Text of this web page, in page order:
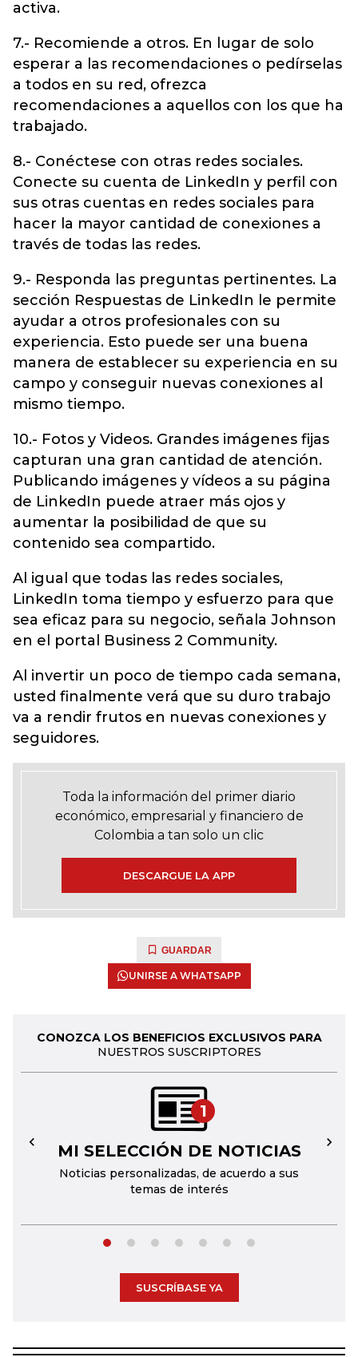
activa.
7.- Recomiende a otros. En lugar de solo
esperar a las recomendaciones o pedírselas
a todos en su red, ofrezca
recomendaciones a aquellos con los que ha
trabajado.
8.- Conéctese con otras redes sociales.
Conecte su cuenta de LinkedIn y perfil con
sus otras cuentas en redes sociales para
hacer la mayor cantidad de conexiones a
través de todas las redes.
9.- Responda las preguntas pertinentes. La
sección Respuestas de LinkedIn le permite
ayudar a otros profesionales con su
experiencia. Esto puede ser una buena
manera de establecer su experiencia en su
campo y conseguir nuevas conexiones al
mismo tiempo.
10.- Fotos y Videos. Grandes imágenes fijas
capturan una gran cantidad de atención.
Publicando imágenes y vídeos a su página
de LinkedIn puede atraer más ojos y
aumentar la posibilidad de que su
contenido sea compartido.
Al igual que todas las redes sociales,
LinkedIn toma tiempo y esfuerzo para que
sea eficaz para su negocio, señala Johnson
en el portal Business 2 Community.
Al invertir un poco de tiempo cada semana,
usted finalmente verá que su duro trabajo
va a rendir frutos en nuevas conexiones y
seguidores.
Toda la información del primer diario
económico, empresarial y financiero de
Colombia a tan solo un clic
DESCARGUE LA APP
GUARDAR
UNIRSE A WHATSAPP
CONOZCA LOS BENEFICIOS EXCLUSIVOS PARA
NUESTROS SUSCRIPTORES
1
MI SELECCIÓN DE NOTICIAS
Noticias personalizadas, de acuerdo a sus
temas de interés
← →
SUSCRÍBASE YA